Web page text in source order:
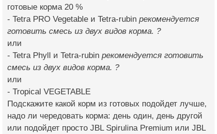
готовые корма 20 %
- Tetra PRO Vegetable и Tetra-rubin рекомендуется
готовить смесь из двух видов корма. ?
или
- Tetra Phyll и Tetra-rubin рекомендуется готовить
смесь из двух видов корма. ?
или
- Tropical VEGETABLE
Подскажите какой корм из готовых подойдет лучше,
надо ли чередовать корма: день один, день другой
или подойдет просто JBL Spirulina Premium или JBL